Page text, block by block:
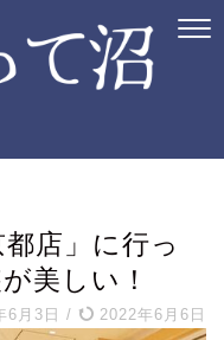
店」に行っ
美しい！
6月3日 / 2022年6月6日